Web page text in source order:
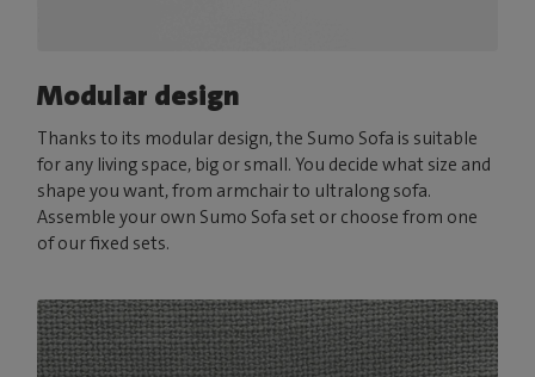
Modular design
Thanks to its modular design, the Sumo Sofa is suitable
for any living space, big or small. You decide what size and
shape you want, from armchair to ultralong sofa.
Assemble your own Sumo Sofa set or choose from one
of our fixed sets.